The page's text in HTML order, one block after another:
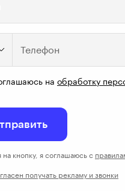
Телефон
на обработку
на кнопку, я соглашаюсь с
получать рекламу и звонки